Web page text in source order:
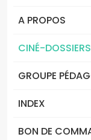
A PROPOS
CINÉ-DOSSIERS
GROUPE
INDEX
BON DE